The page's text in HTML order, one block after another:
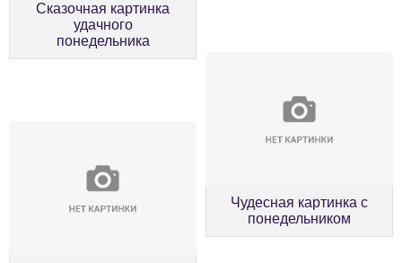
Сказочная картинка
удачного
понедельника
Чудесная картинка с
понедельником